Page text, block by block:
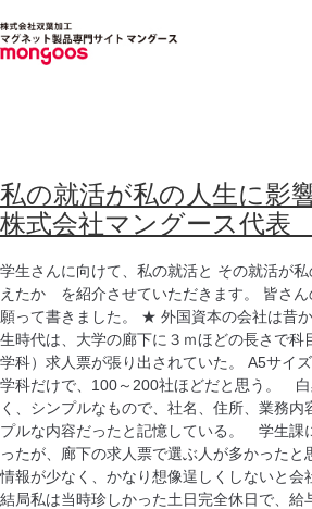
to
content
私の就活が私の人生に影
株式会社マングース代表
学生さんに向けて、私の就活と その就活が
えたか を紹介させていただきます。 皆さん
願って書きました。 ★ 外国資本の会社は昔
生時代は、大学の廊下に３ｍほどの長さで科
学科）求人票が張り出されていた。 A5サイ
学科だけで、100～200社ほどだと思う。
く、シンプルなもので、社名、住所、業務内
プルな内容だったと記憶している。 学生課
ったが、廊下の求人票で選ぶ人が多かったと
情報が少なく、かなり想像逞しくしないと
結局私は当時珍しかった土日完全休日で、給